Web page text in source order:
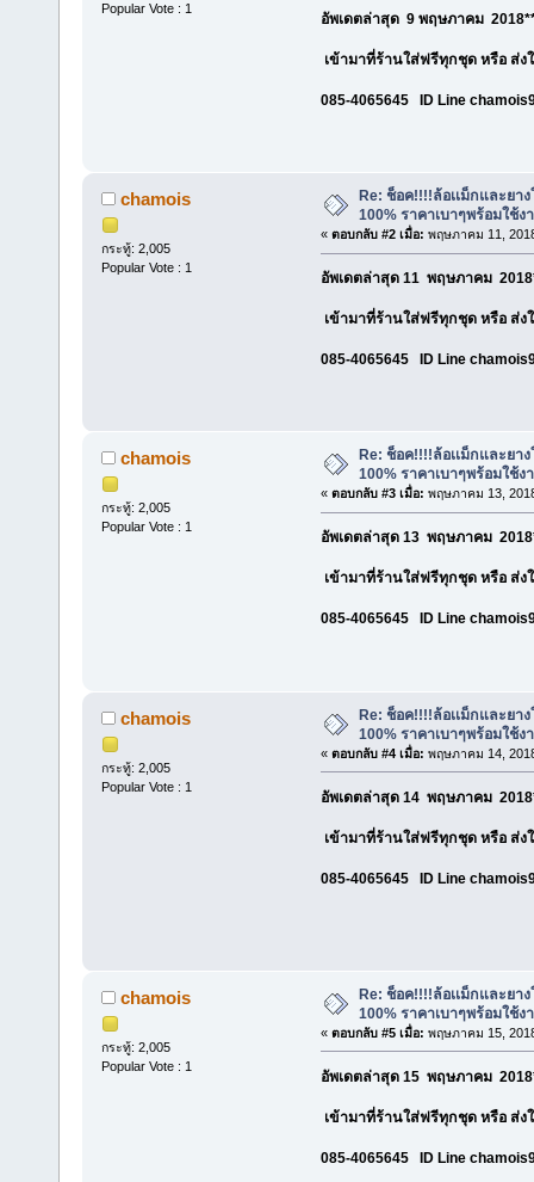
Popular Vote : 1
อัพเดตล่าสุด 9 พฤษภาคม
เข้ามาที่ร้านใส่ฟรีทุกชุด หรือ ส่
085-4065645 ID Line
chamois
กระทู้: 2,005
Popular Vote : 1
Re: ช็อค!!!!ล้อเเม็กและยา
100% ราคาเบาๆพร้อมใช้ง
« ตอบกลับ #2 เมื่อ: พฤษภาคม 11,
อัพเดตล่าสุด 11 พฤษภาคม
เข้ามาที่ร้านใส่ฟรีทุกชุด หรือ ส่
085-4065645 ID Line
chamois
กระทู้: 2,005
Popular Vote : 1
Re: ช็อค!!!!ล้อเเม็กและยา
100% ราคาเบาๆพร้อมใช้ง
« ตอบกลับ #3 เมื่อ: พฤษภาคม 13,
อัพเดตล่าสุด 13 พฤษภาคม
เข้ามาที่ร้านใส่ฟรีทุกชุด หรือ ส่
085-4065645 ID Line
chamois
กระทู้: 2,005
Popular Vote : 1
Re: ช็อค!!!!ล้อเเม็กและยา
100% ราคาเบาๆพร้อมใช้ง
« ตอบกลับ #4 เมื่อ: พฤษภาคม 14,
อัพเดตล่าสุด 14 พฤษภาคม
เข้ามาที่ร้านใส่ฟรีทุกชุด หรือ ส่
085-4065645 ID Line
chamois
กระทู้: 2,005
Popular Vote : 1
Re: ช็อค!!!!ล้อเเม็กและยา
100% ราคาเบาๆพร้อมใช้ง
« ตอบกลับ #5 เมื่อ: พฤษภาคม 15,
อัพเดตล่าสุด 15 พฤษภาคม
เข้ามาที่ร้านใส่ฟรีทุกชุด หรือ ส่
085-4065645 ID Line